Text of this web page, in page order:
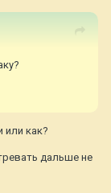
или как?
дальше не